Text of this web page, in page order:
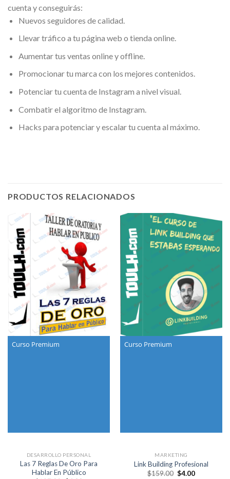
cuenta y conseguirás:
Nuevos seguidores de calidad.
Llevar tráfico a tu página web o tienda online.
Aumentar tus ventas online y offline.
Promocionar tu marca con los mejores contenidos.
Potenciar tu cuenta de Instagram a nivel visual.
Combatir el algoritmo de Instagram.
​Hacks para potenciar y escalar tu cuenta al máximo.
PRODUCTOS RELACIONADOS
Curso Premium
DESARROLLO PERSONAL
Las 7 Reglas De Oro Para
Hablar En Público
Curso Premium
MARKETING
Link Building Profesional
$159.00 Original
$4.00Current